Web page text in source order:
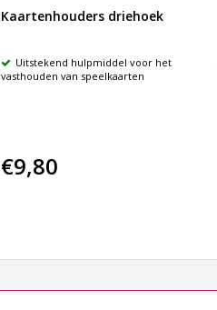
Kaartenhouders driehoek
Uitstekend hulpmiddel voor het
vasthouden van speelkaarten
€9,80